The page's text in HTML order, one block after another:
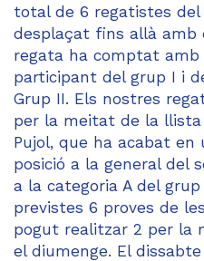
total de 6 regatistes del
desplaçat fins allà amb
regata ha comptat amb
participant del grup I i
Grup II. Els nostres
per la meitat de la
Pujol, que ha acabat en
posició a la general del
a la categoria A del
previstes 6 proves de
pogut realitzar 2 per la
el diumenge. El